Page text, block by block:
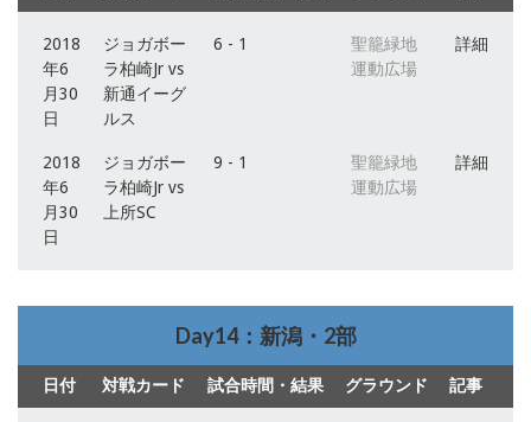
2018
年6
月30
日
ジョガボー
ラ柏崎Jr vs
新通イーグ
ルス
6 - 1
聖籠緑地
運動広場
詳細
2018
年6
月30
日
ジョガボー
ラ柏崎Jr vs
上所SC
9 - 1
聖籠緑地
運動広場
詳細
Day14：新潟・2部
日付 対戦カード 試合時間・結果 グラウンド 記事